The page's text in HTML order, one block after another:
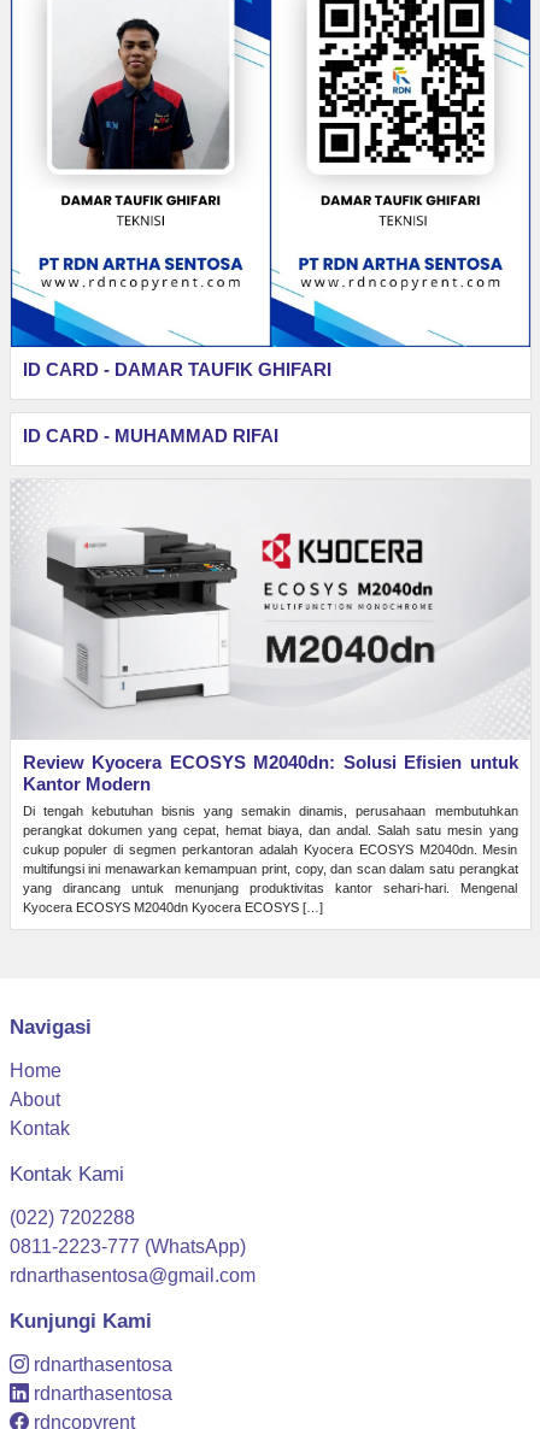
ID CARD - DAMAR TAUFIK GHIFARI
ID CARD - MUHAMMAD RIFAI
Review Kyocera ECOSYS M2040dn: Solusi Efisien untuk
Kantor Modern
Di tengah kebutuhan bisnis yang semakin dinamis, perusahaan membutuhkan
perangkat dokumen yang cepat, hemat biaya, dan andal. Salah satu mesin yang
cukup populer di segmen perkantoran adalah Kyocera ECOSYS M2040dn. Mesin
multifungsi ini menawarkan kemampuan print, copy, dan scan dalam satu perangkat
yang dirancang untuk menunjang produktivitas kantor sehari-hari. Mengenal
Kyocera ECOSYS M2040dn Kyocera ECOSYS […]
Navigasi
Home
About
Kontak
Kontak Kami
(022) 7202288
0811-2223-777 (WhatsApp)
rdnarthasentosa@gmail.com
Kunjungi Kami
rdnarthasentosa
rdnarthasentosa
rdncopyrent